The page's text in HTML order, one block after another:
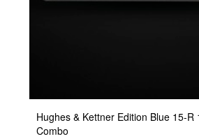
Hughes & Kettner Edition Blue 15-R
Combo